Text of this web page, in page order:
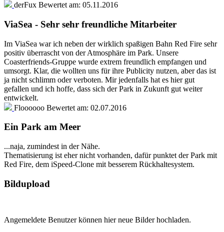
derFux Bewertet am: 05.11.2016
ViaSea - Sehr sehr freundliche Mitarbeiter
Im ViaSea war ich neben der wirklich spaßigen Bahn Red Fire sehr
positiv überrascht von der Atmosphäre im Park. Unsere
Coasterfriends-Gruppe wurde extrem freundlich empfangen und
umsorgt. Klar, die wollten uns für ihre Publicity nutzen, aber das ist
ja nicht schlimm oder verboten. Mir jedenfalls hat es hier gut
gefallen und ich hoffe, dass sich der Park in Zukunft gut weiter
entwickelt.
Floooooo Bewertet am: 02.07.2016
Ein Park am Meer
...naja, zumindest in der Nähe.
Thematisierung ist eher nicht vorhanden, dafür punktet der Park mit
Red Fire, dem iSpeed-Clone mit besserem Rückhaltesystem.
Bildupload
Angemeldete Benutzer können hier neue Bilder hochladen.